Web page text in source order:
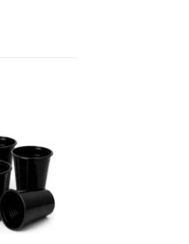
Añadir
a la
lista
de
deseos